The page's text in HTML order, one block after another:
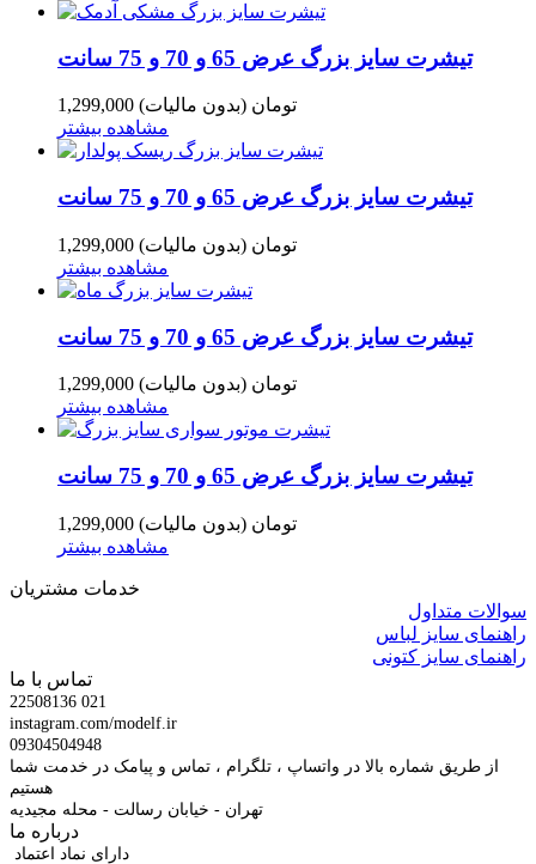
تیشرت سایز بزرگ عرض 65 و 70 و 75 سانت
1,299,000 تومان (بدون مالیات)
مشاهده بیشتر
تیشرت سایز بزرگ عرض 65 و 70 و 75 سانت
1,299,000 تومان (بدون مالیات)
مشاهده بیشتر
تیشرت سایز بزرگ عرض 65 و 70 و 75 سانت
1,299,000 تومان (بدون مالیات)
مشاهده بیشتر
تیشرت سایز بزرگ عرض 65 و 70 و 75 سانت
1,299,000 تومان (بدون مالیات)
مشاهده بیشتر
خدمات مشتریان
سوالات متداول
راهنمای سایز لباس
راهنمای سایز کتونی
تماس با ما
22508136 021
instagram.com/modelf.ir
09304504948
از طریق شماره بالا در واتساپ ، تلگرام ، تماس و پیامک در خدمت شما
هستیم
تهران - خیابان رسالت - محله مجیدیه
درباره ما
دارای نماد اعتماد